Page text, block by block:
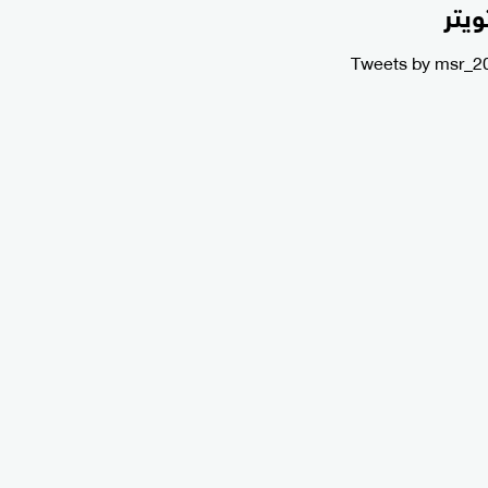
Tweets by